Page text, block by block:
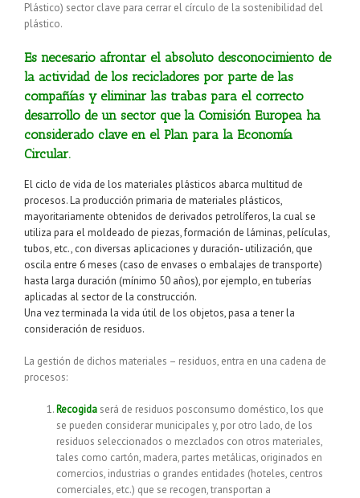
Plástico) sector clave para cerrar el círculo de la sostenibilidad del
plástico.
Es necesario afrontar el absoluto desconocimiento de
la actividad de los recicladores por parte de las
compañías y eliminar las trabas para el correcto
desarrollo de un sector que la Comisión Europea ha
considerado clave en el Plan para la Economía
Circular.
El ciclo de vida de los materiales plásticos abarca multitud de
procesos. La producción primaria de materiales plásticos,
mayoritariamente obtenidos de derivados petrolíferos, la cual se
utiliza para el moldeado de piezas, formación de láminas, películas,
tubos, etc., con diversas aplicaciones y duración- utilización, que
oscila entre 6 meses (caso de envases o embalajes de transporte)
hasta larga duración (mínimo 50 años), por ejemplo, en tuberías
aplicadas al sector de la construcción.
Una vez terminada la vida útil de los objetos, pasa a tener la
consideración de residuos.
La gestión de dichos materiales – residuos, entra en una cadena de
procesos:
Recogida será de residuos posconsumo doméstico, los que
se pueden considerar municipales y, por otro lado, de los
residuos seleccionados o mezclados con otros materiales,
tales como cartón, madera, partes metálicas, originados en
comercios, industrias o grandes entidades (hoteles, centros
comerciales, etc.) que se recogen, transportan a